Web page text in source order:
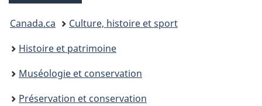
Vous
êtes
ici :
Canada.ca
Culture, histoire et sport
Histoire et patrimoine
Muséologie et conservation
Préservation et conservation